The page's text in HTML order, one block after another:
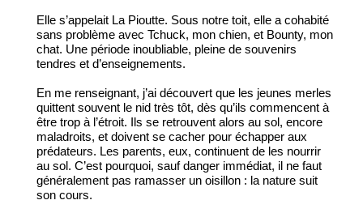
Elle s’appelait La Pioutte. Sous notre toit, elle a cohabité
sans problème avec Tchuck, mon chien, et Bounty, mon
chat. Une période inoubliable, pleine de souvenirs
tendres et d’enseignements.
En me renseignant, j’ai découvert que les jeunes merles
quittent souvent le nid très tôt, dès qu’ils commencent à
être trop à l’étroit. Ils se retrouvent alors au sol, encore
maladroits, et doivent se cacher pour échapper aux
prédateurs. Les parents, eux, continuent de les nourrir
au sol. C’est pourquoi, sauf danger immédiat, il ne faut
généralement pas ramasser un oisillon : la nature suit
son cours.